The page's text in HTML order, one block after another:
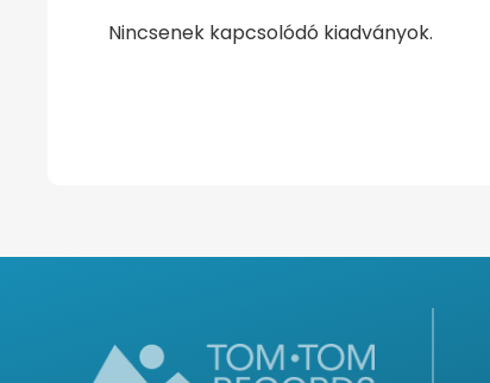
Nincsenek kapcsolódó kiadványok.